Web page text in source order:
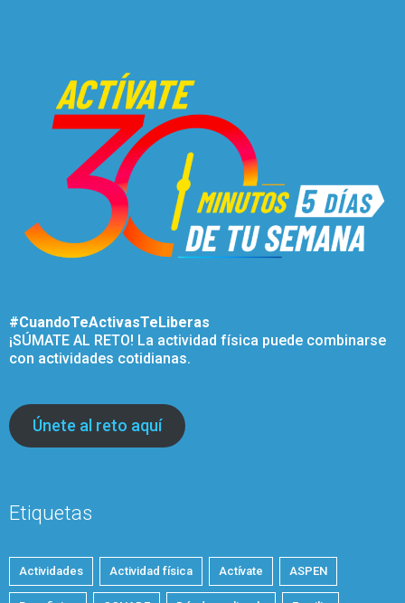
#CuandoTeActivasTeLiberas
¡SÚMATE AL RETO! La actividad física puede combinarse
con actividades cotidianas.
Únete al reto aquí
Etiquetas
Actividades Actividad física Actívate ASPEN